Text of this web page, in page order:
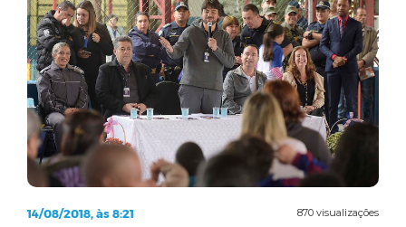
870 visualizações
14/08/2018, às 8:21